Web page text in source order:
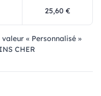
25,60 €
« Personnalisé »
CHER